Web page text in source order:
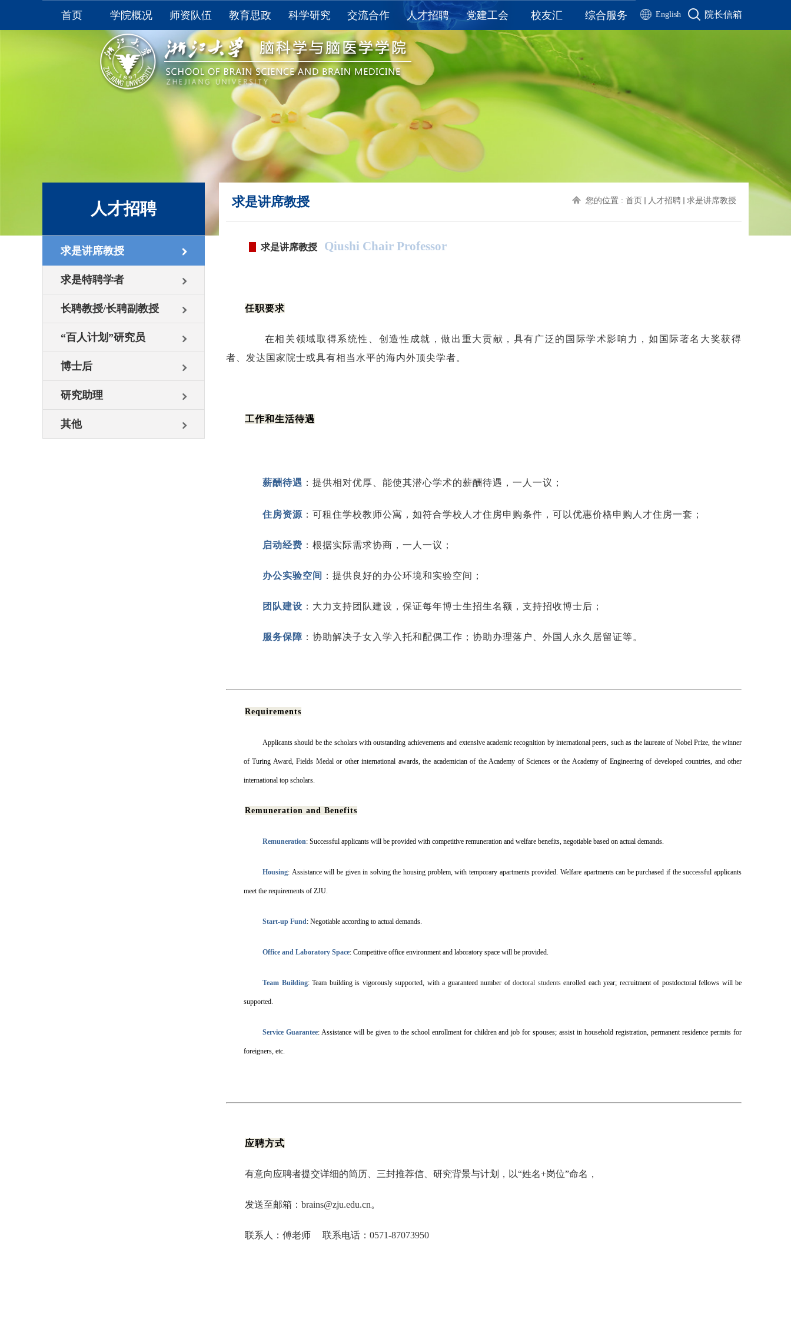
首页 学院概况
学院介绍
学院领导
学院视频
师资队伍
全职教师
非全职教师
附属医院
教育思政
本科生教育
研究生教育
学生思政
学生活动
资料下载
大学生夏令营
科学研究
科研进展
科研获奖
重点实验室
学术报告
论文发表
资料下载
学术期刊
交流合作
国际交流
国内合作
人才招聘
求是讲席教授
求是特聘学者
长聘教授/长聘副教授
“百人计划”研究员
博士后
研究助理
其他
党建工会 校友汇
校友名录
校友风采
工作动态
历届毕业生合影
综合服务
公示公告
院务公开
资料下载
English 院长信箱
人才招聘
求是讲席教授
求是特聘学者
长聘教授/长聘副教授
“百人计划”研究员
博士后
研究助理
其他
求是讲席教授 您的位置 : 首页 人才招聘 求是讲席教授
求是讲席教授 Qiushi Chair Professor
任职要求
在相关领域取得系统性、创造性成就，做出重大贡献，具有广泛的国际学术影响力，如国际著名大奖获得
者、发达国家院士或具有相当水平的海内外顶尖学者。
工作和生活待遇
薪酬待遇 ： 提供相对优厚、能使其潜心学术的薪酬待遇，一人一议；
住房资源 ：可租住学校教师公寓，如符合学校人才住房申购条件，可以优惠价格申购人才住房一套；
启动经费 ：根据实际需求协商，一人一议；
办公实验空间 ：提供良好的办公环境和实验空间；
团队建设 ：大力支持团队建设，保证每年博士生招生名额，支持招收博士后；
服务保障 ：协助解决子女入学入托和配偶工作；协助办理落户、外国人永久居留证等。
Requirements
Applicants should be the scholars with outstanding achievements and extensive academic recognition by international peers, such as the laureate of Nobel Prize, the winner
of Turing Award, Fields Medal or other international awards, the academician of the Academy of Sciences or the Academy of Engineering of developed countries, and other
international top scholars.
Remuneration and Benefits
Remuneration: Successful applicants will be provided with competitive remuneration and welfare benefits, negotiable based on actual demands.
Housing: Assistance will be given in solving the housing problem, with temporary apartments provided. Welfare apartments can be purchased if the successful applicants
meet the requirements of ZJU.
Start-up Fund: Negotiable according to actual demands.
Office and Laboratory Space: Competitive office environment and laboratory space will be provided.
Team Building: Team building is vigorously supported, with a guaranteed number of doctoral studentsenrolled each year; recruitment of postdoctoral fellows will be
supported.
Service Guarantee: Assistance will be given to the school enrollment for children and job for spouses; assist in household registration, permanent residence permits for
foreigners, etc.
应聘方式
有意向应聘者提交详细的简历、三封推荐信、研究背景与计划，以“姓名+岗位”命名，
发送至邮箱：brains@zju.edu.cn。
联系人：傅老师 联系电话：0571-87073950